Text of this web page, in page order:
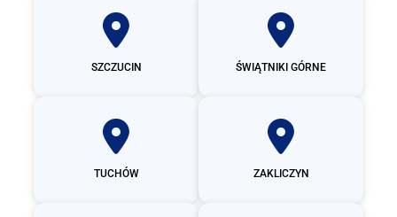
SZCZUCIN ŚWIĄTNIKI GÓRNE
TUCHÓW ZAKLICZYN